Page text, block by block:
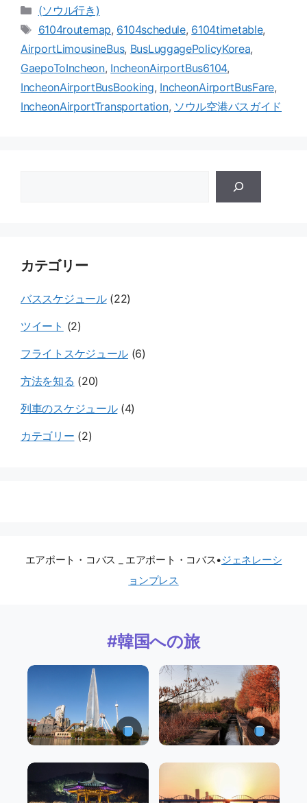
카
테
카
테
고
(ソウル行き)
メ
ニ
ー
6104routemap, 6104schedule, 6104timetable,
AirportLimousineBus, BusLuggagePolicyKorea,
GaepoToIncheon, IncheonAirportBus6104,
IncheonAirportBusBooking, IncheonAirportBusFare,
IncheonAirportTransportation, ソウル空港バスガイド
ェ
カテゴリー
バススケジュール(22)
ツイート (2)
フライトスケジュール (6)
方法を知る (20)
列車のスケジュール(4)
カテゴリー (2)
エアポート・コバス _ エアポート・コバス•ジェネレーシ
ョンプレス
#韓国への旅